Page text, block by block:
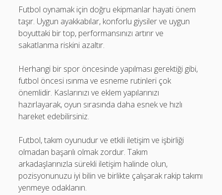
Futbol oynamak için doğru ekipmanlar hayati önem
taşır. Uygun ayakkabılar, konforlu giysiler ve uygun
boyuttaki bir top, performansınızı artırır ve
sakatlanma riskini azaltır.
Herhangi bir spor öncesinde yapılması gerektiği gibi,
futbol öncesi ısınma ve esneme rutinleri çok
önemlidir. Kaslarınızı ve eklem yapılarınızı
hazırlayarak, oyun sırasında daha esnek ve hızlı
hareket edebilirsiniz.
Futbol, takım oyunudur ve etkili iletişim ve işbirliği
olmadan başarılı olmak zordur. Takım
arkadaşlarınızla sürekli iletişim halinde olun,
pozisyonunuzu iyi bilin ve birlikte çalışarak rakip takımı
yenmeye odaklanın.